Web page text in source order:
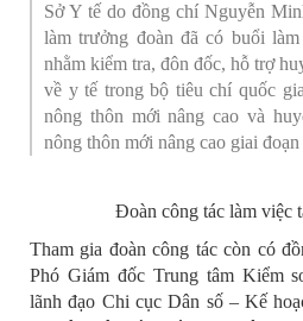
Sở Y tế do đồng chí Nguyễn
làm trưởng đoàn đã có buổi
nhằm kiểm tra, đôn đốc, hỗ trợ
về y tế trong bộ tiêu chí quốc
nông thôn mới nâng cao và
nông thôn mới nâng cao giai
Đoàn công tác làm việc
Tham gia đoàn công tác còn có
Phó Giám đốc Trung tâm Kiểm
lãnh đạo Chi cục Dân số – Kế